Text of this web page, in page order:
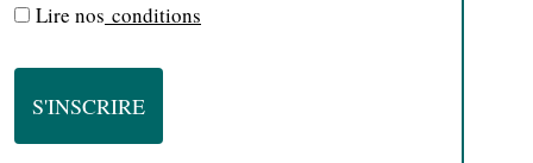
Lire nos conditions